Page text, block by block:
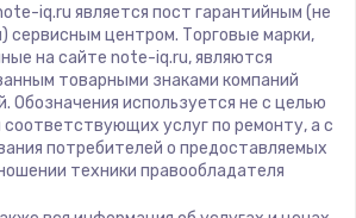
ZTE
Hiper
Evga
Google
Echips
iq.ru является пост гарантийным (не
сервисным центром. Торговые марки,
на сайте note-iq.ru, являются
товарными знаками компаний
Обозначения используется не с целью
услуг по ремонту, а с
потребителей о предоставляемых
техники правообладателя